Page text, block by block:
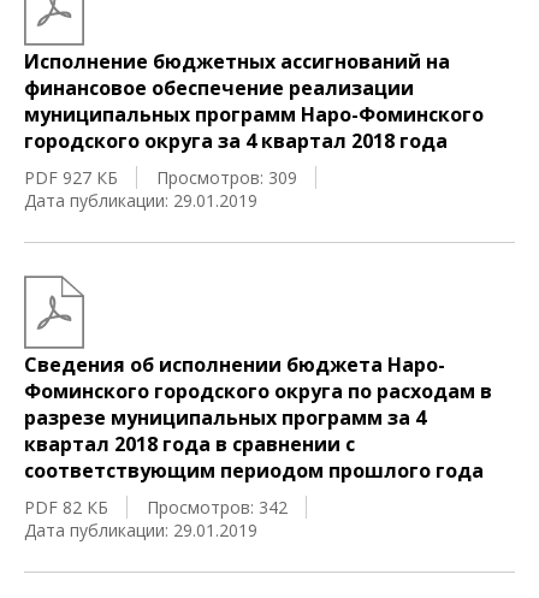
Исполнение бюджетных ассигнований на
финансовое обеспечение реализации
муниципальных программ Наро-Фоминского
городского округа за 4 квартал 2018 года
PDF 927 КБ
Просмотров: 309
Дата публикации: 29.01.2019
Сведения об исполнении бюджета Наро-
Фоминского городского округа по расходам в
разрезе муниципальных программ за 4
квартал 2018 года в сравнении с
соответствующим периодом прошлого года
PDF 82 КБ
Просмотров: 342
Дата публикации: 29.01.2019